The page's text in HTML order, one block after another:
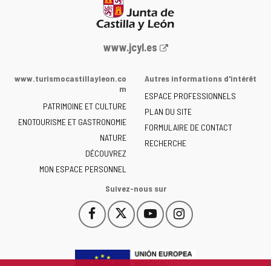
Portail
la
de
Castilla
y
León
-
www.jcyl.es
www.turismocastillayleon.co
m
PATRIMOINE ET CULTURE
ENOTOURISME ET GASTRONOMIE
NATURE
DÉCOUVREZ
MON ESPACE PERSONNEL
Autres informations d'intérêt
ESPACE PROFESSIONNELS
PLAN DU SITE
FORMULAIRE DE CONTACT
RECHERCHE
Suivez-nous sur
Facebook
Este
enlace
abrirá
Este
enlace
abrirá
YouTube
Este
enlace
abrirá
Instagram
Este
enlace
abrirá